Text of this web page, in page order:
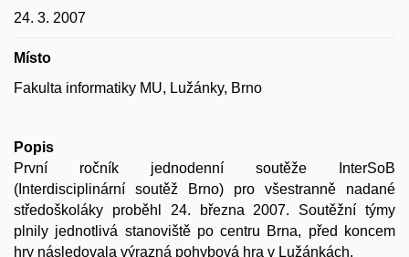
24. 3. 2007
Místo
Fakulta informatiky MU, Lužánky, Brno
Popis
První ročník jednodenní soutěže InterSoB
(Interdisciplinární soutěž Brno) pro všestranně nadané
středoškoláky proběhl 24. března 2007. Soutěžní týmy
plnily jednotlivá stanoviště po centru Brna, před koncem
hry následovala výrazná pohybová hra v Lužánkách.